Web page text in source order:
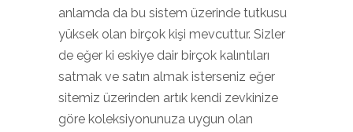
anlamda da bu sistem üzerinde tutkusu
yüksek olan birçok kişi mevcuttur. Sizler
de eğer ki eskiye dair birçok kalıntıları
satmak ve satın almak isterseniz eğer
sitemiz üzerinden artık kendi zevkinize
göre koleksiyonunuza uygun olan